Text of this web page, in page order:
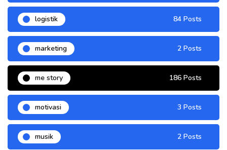
logistik 84 Posts
marketing 2 Posts
me story 186 Posts
motivasi 3 Posts
musik 2 Posts